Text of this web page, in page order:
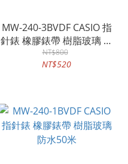
MW-240-3BVDF CASIO 指
針錶 橡膠錶帶 樹脂玻璃 防
水50米
NT$800
NT$520